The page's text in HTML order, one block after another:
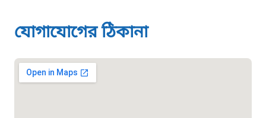
১০৯৮
১৬১০৯
যোগাযোগের ঠিকানা